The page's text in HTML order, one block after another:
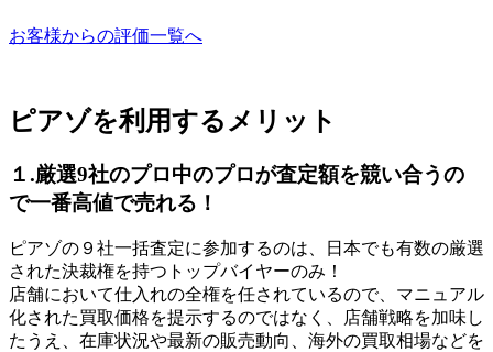
お客様からの評価一覧へ
ピアゾを利用するメリット
１.厳選9社のプロ中のプロが査定額を競い合うの
で一番高値で売れる！
ピアゾの９社一括査定に参加するのは、日本でも有数の厳選
された決裁権を持つトップバイヤーのみ！
店舗において仕入れの全権を任されているので、マニュアル
化された買取価格を提示するのではなく、店舗戦略を加味し
たうえ、在庫状況や最新の販売動向、海外の買取相場などを